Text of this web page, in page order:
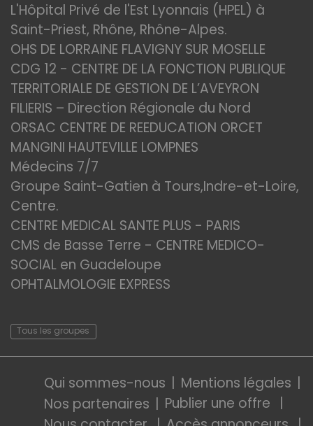
L'Hôpital Privé de l'Est Lyonnais (HPEL) à
Saint-Priest, Rhône, Rhône-Alpes.
OHS DE LORRAINE FLAVIGNY SUR MOSELLE
CDG 12 - CENTRE DE LA FONCTION PUBLIQUE
TERRITORIALE DE GESTION DE L’AVEYRON
FILIERIS – Direction Régionale du Nord
ORSAC CENTRE DE REEDUCATION ORCET
MANGINI HAUTEVILLE LOMPNES
Médecins 7/7
Groupe Saint-Gatien à Tours,Indre-et-Loire,
Centre.
CENTRE MEDICAL SANTE PLUS - PARIS
CMS de Basse Terre - CENTRE MEDICO-
SOCIAL en Guadeloupe
OPHTALMOLOGIE EXPRESS
Tous les groupes
Qui sommes-nous
Mentions légales
Nos partenaires
Publier une offre